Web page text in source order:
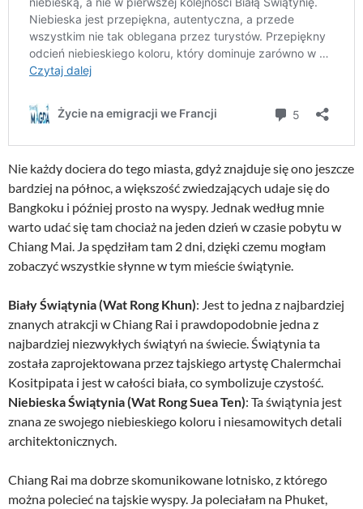
Nie każdy dociera do tego miasta, gdyż znajduje się ono jeszcze
bardziej na północ, a większość zwiedzających udaje się do
Bangkoku i później prosto na wyspy. Jednak według mnie
warto udać się tam chociaż na jeden dzień w czasie pobytu w
Chiang Mai. Ja spędziłam tam 2 dni, dzięki czemu mogłam
zobaczyć wszystkie słynne w tym mieście świątynie.
Biały Świątynia (Wat Rong Khun): Jest to jedna z najbardziej
znanych atrakcji w Chiang Rai i prawdopodobnie jedna z
najbardziej niezwykłych świątyń na świecie. Świątynia ta
została zaprojektowana przez tajskiego artystę Chalermchai
Kositpipata i jest w całości biała, co symbolizuje czystość.
Niebieska Świątynia (Wat Rong Suea Ten): Ta świątynia jest
znana ze swojego niebieskiego koloru i niesamowitych detali
architektonicznych.
Chiang Rai ma dobrze skomunikowane lotnisko, z którego
można polecieć na tajskie wyspy. Ja poleciałam na Phuket,